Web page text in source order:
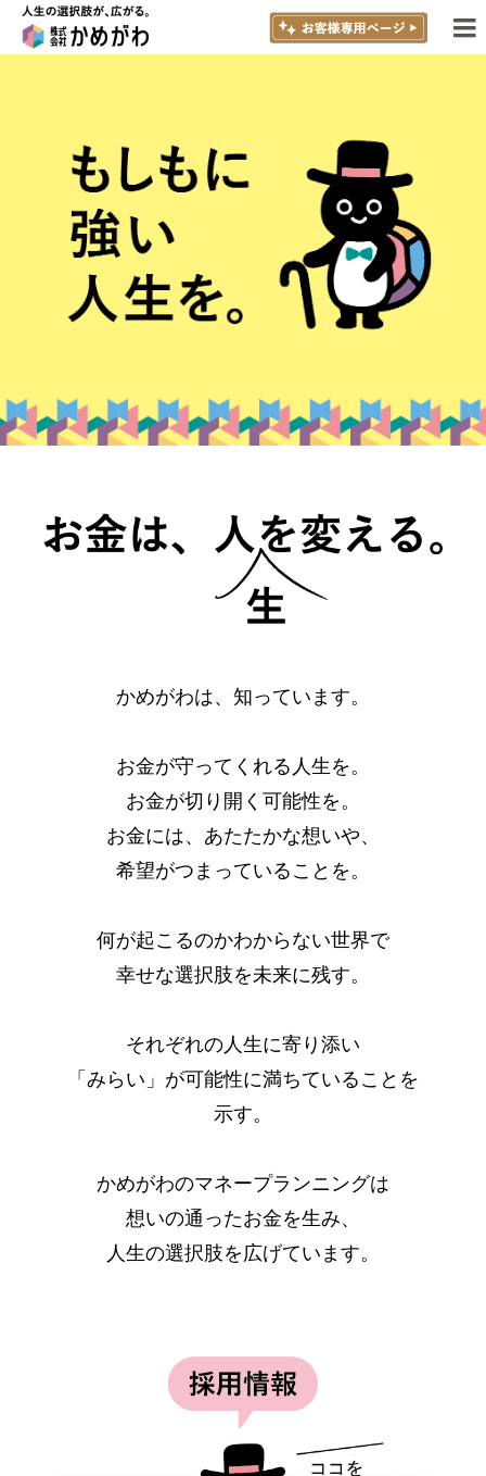
かめがわは、知っています。
お金が守ってくれる人生を。
お金が切り開く可能性を。
お金には、あたたかな想いや、
希望がつまっていることを。
何が起こるのかわからない世界で
幸せな選択肢を未来に残す。
それぞれの人生に寄り添い
「みらい」が可能性に満ちていることを
示す。
かめがわのマネープランニングは
想いの通ったお金を生み、
人生の選択肢を広げています。